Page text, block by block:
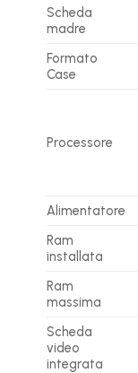
Scheda
madre
Formato
Case
Processore
Alimentatore
Ram
installata
Ram
massima
Scheda
video
integrata